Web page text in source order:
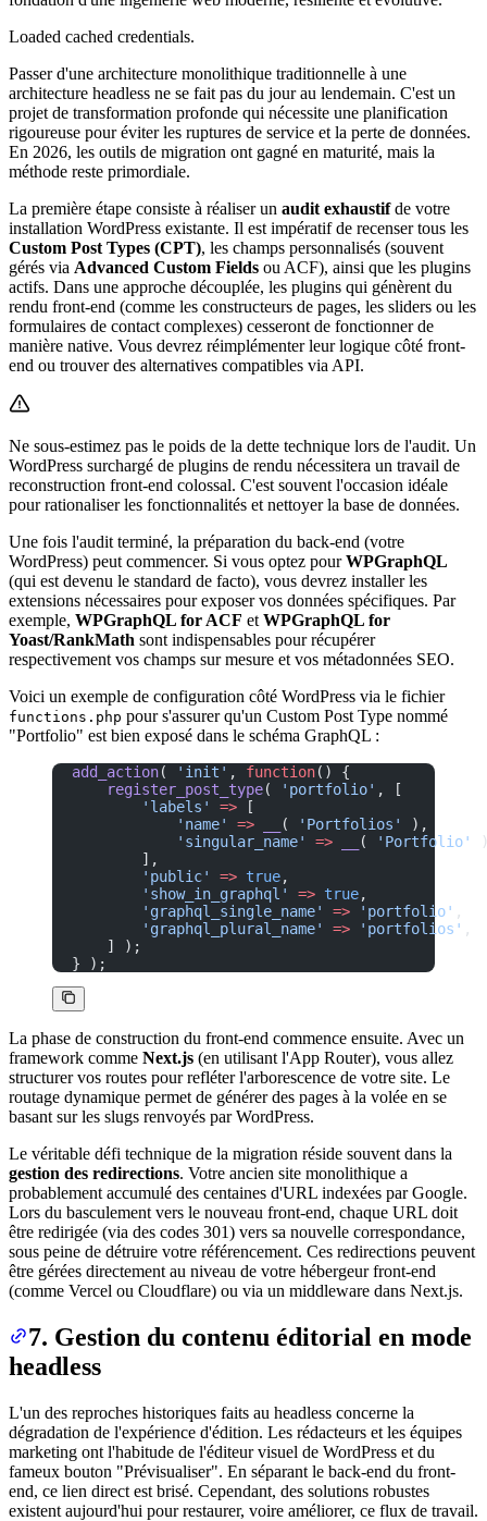
Loaded cached credentials.
Passer d'une architecture monolithique traditionnelle à une
architecture headless ne se fait pas du jour au lendemain. C'est un
projet de transformation profonde qui nécessite une planification
rigoureuse pour éviter les ruptures de service et la perte de données.
En 2026, les outils de migration ont gagné en maturité, mais la
méthode reste primordiale.
La première étape consiste à réaliser un audit exhaustifde votre
installation WordPress existante. Il est impératif de recenser tous les
Custom Post Types (CPT), les champs personnalisés (souvent
gérés via Advanced Custom Fields ou ACF), ainsi que les plugins
actifs. Dans une approche découplée, les plugins qui génèrent du
rendu front-end (comme les constructeurs de pages, les sliders ou les
formulaires de contact complexes) cesseront de fonctionner de
manière native. Vous devrez réimplémenter leur logique côté front-
end ou trouver des alternatives compatibles via API.
Ne sous-estimez pas le poids de la dette technique lors de l'audit. Un
WordPress surchargé de plugins de rendu nécessitera un travail de
reconstruction front-end colossal. C'est souvent l'occasion idéale
pour rationaliser les fonctionnalités et nettoyer la base de données.
Une fois l'audit terminé, la préparation du back-end (votre
WordPress) peut commencer. Si vous optez pourWPGraphQL
(qui est devenu le standard de facto), vous devrez installer les
extensions nécessaires pour exposer vos données spécifiques. Par
exemple, WPGraphQL for ACF et WPGraphQL for
Yoast/RankMath sont indispensables pour récupérer
respectivement vos champs sur mesure et vos métadonnées SEO.
Voici un exemple de configuration côté WordPress via le fichier
functions.php pour s'assurer qu'un Custom Post Type nommé
"Portfolio" est bien exposé dans le schéma GraphQL :
add_action( 'init' , function() {
    register_post_type
( 'portfolio' , [
        'labels'
=> [
            'name'
=> ( 'Portfolios'
),
            'singular_name'
=> ( 'Portfolio'
        ],
        'public'
=> true,
        'show_in_graphql'
=> true,
        'graphql_single_name'
=> 'portfolio' ,
        'graphql_plural_name'
=> 'portfolios' ,
    ] );
} );
La phase de construction du front-end commence ensuite. Avec un
framework comme Next.js (en utilisant l'App Router), vous allez
structurer vos routes pour refléter l'arborescence de votre site. Le
routage dynamique permet de générer des pages à la volée en se
basant sur les slugs renvoyés par WordPress.
Le véritable défi technique de la migration réside souvent dans la
gestion des redirections. Votre ancien site monolithique a
probablement accumulé des centaines d'URL indexées par Google.
Lors du basculement vers le nouveau front-end, chaque URL doit
être redirigée (via des codes 301) vers sa nouvelle correspondance,
sous peine de détruire votre référencement. Ces redirections peuvent
être gérées directement au niveau de votre hébergeur front-end
(comme Vercel ou Cloudflare) ou via un middleware dans Next.js.
7. Gestion du contenu éditorial en mode
headless
L'un des reproches historiques faits au headless concerne la
dégradation de l'expérience d'édition. Les rédacteurs et les équipes
marketing ont l'habitude de l'éditeur visuel de WordPress et du
fameux bouton "Prévisualiser". En séparant le back-end du front-
end, ce lien direct est brisé. Cependant, des solutions robustes
existent aujourd'hui pour restaurer, voire améliorer, ce flux de travail.